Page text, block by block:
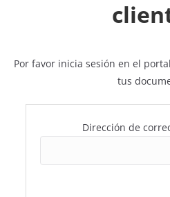
Por favor inicia sesión en el
tus
Dirección de